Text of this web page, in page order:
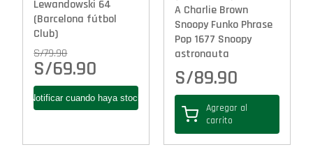
Lewandowski 64
(Barcelona fútbol
Club)
S/79.90
S/69.90
A Charlie Brown
Snoopy Funko Phrase
Pop 1677 Snoopy
astronauta
S/89.90
Agregar al
carrito